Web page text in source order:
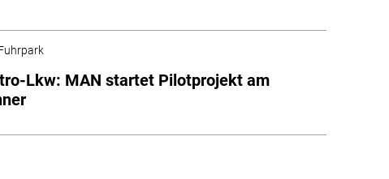
Lkw: MAN startet Pilotprojekt am